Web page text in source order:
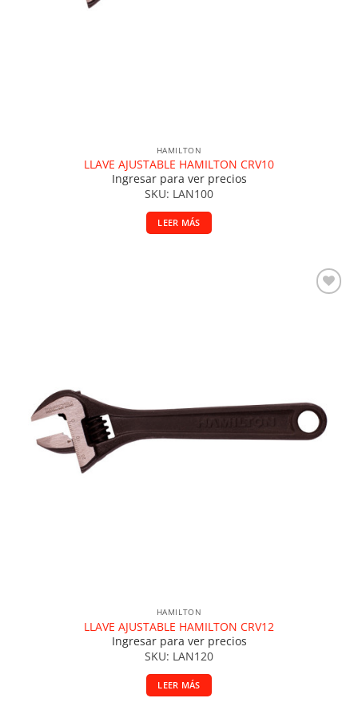
HAMILTON
LLAVE AJUSTABLE HAMILTON CRV10
Ingresar para ver precios
SKU: LAN100
LEER MÁS
HAMILTON
LLAVE AJUSTABLE HAMILTON CRV12
Ingresar para ver precios
SKU: LAN120
LEER MÁS